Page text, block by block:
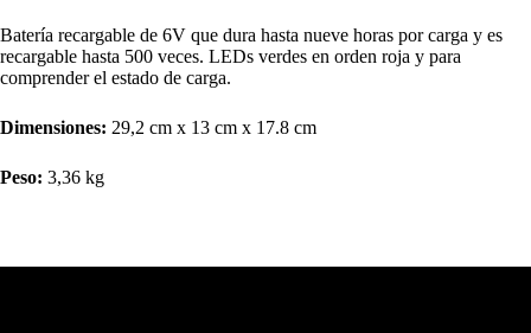
Batería recargable de 6V que dura hasta nueve horas por carga y es
recargable hasta 500 veces. LEDs verdes en orden roja y para
comprender el estado de carga.
Dimensiones: 29,2 cm x 13 cm x 17.8 cm
Peso: 3,36 kg